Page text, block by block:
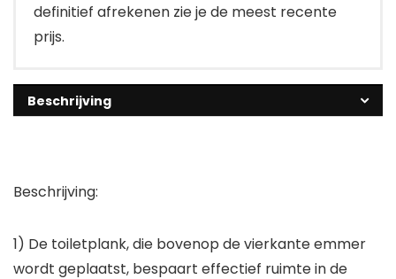
definitief afrekenen zie je de meest recente
prijs.
Beschrijving
Beschrijving:
1) De toiletplank, die bovenop de vierkante emmer
wordt geplaatst, bespaart effectief ruimte in de